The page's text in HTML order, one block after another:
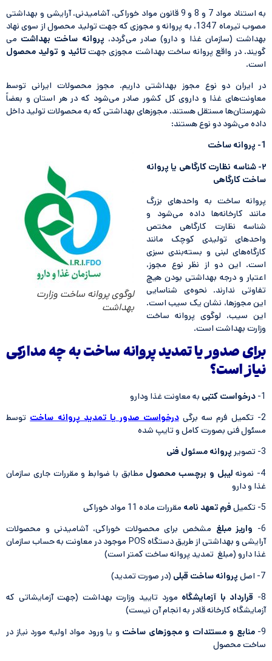
به استناد مواد 7 و 8 و 9 قانون مواد خوراکی، آشامیدنی، آرایشی و بهداشتی
مصوب تیرماه 1347، به پروانه و مجوزی که جهت تولید محصول از سوی نهاد
بهداشت (سازمان غذا و دارو) صادر می‌گردد، پروانه ساخت بهداشتمی
گویند. در واقع پروانه ساخت بهداشت مجوزی جهتتائید و تولید محصول
است.
در ایران دو نوع مجوز بهداشتی داریم. مجوز محصولات ایرانی توسط
معاونت‌های غذا و داروی کل کشور صادر می‌شود که در هر استان و بعضاً
شهرستان‌ها مستقل هستند. مجوزهای بهداشتی که به محصولات تولید داخل
داده می‌شود دو نوع هستند:
لوگوی پروانه ساخت وزارت
بهداشت
1- پروانه ساخت
۲- شناسه نظارت کارگاهی یا پروانه
ساخت کارگاهی
پروانه ساخت به واحدهای بزرگ
مانند کارخانه‌ها داده می‌شود و
شناسه نظارت کارگاهی مختص
واحدهای تولیدی کوچک مانند
کارگاه‌های لبنی و بسته‌بندی سبزی
است. این دو از نظر نوع مجوز،
اعتبار و درجه بهداشتی بودن هیچ
تفاوتی ندارند. نحوه‌ی شناسایی
این مجوزها، نشان یک سیب است.
این سیب، لوگوی پروانه ساخت
وزارت بهداشت است.
برای صدور یا تمدید پروانه ساخت به چه مدارکی
نیاز است؟
درخواست كتبیبه معاونت غذا ودارو
2- تكمیل فرم سه برگی
درخواست صدور یا تمدید پروانه ساختتوسط
مسئول فنی بصورت کامل و تایپ شده
3- تصویر
پروانه مسئول فنی
4- نمونه
لیبل و برچسب محصولمطابق با ضوابط و مقررات جاری سازمان
غذا و دارو
5- تکمیل
فرم تعهد نامهمقررات ماده 11 مواد خوراکی
6-
واریز مبلغمشخص برای محصولات خوراكی، آشامیدنی و محصولات
آرایشی و بهداشتی از طریق دستگاه POS موجود در معاونت به حساب سازمان
غذا دارو (مبلغ تمدید پروانه ساخت کمتر است)
7- اصل
پروانه ساخت قبلی(در صورت تمدید)
8-
قرارداد با آزمایشگاهمورد تایید وزارت بهداشت (جهت آزمایشاتی كه
آزمایشگاه كارخانه قادر به انجام آن نیست)
9-
منابع و مستندات و مجوزهای ساختو یا ورود مواد اولیه مورد نیاز در
ساخت محصول